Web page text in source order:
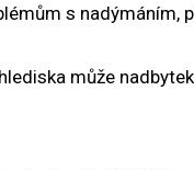
s nadýmáním,
může